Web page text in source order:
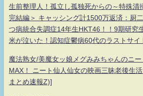
生前整理人！孤立し孤独死からの～特殊清
完結編＞ キャッシング計1500万返済：厨
つ病統合失調症14年生HKT46！！9期研究
米が泣いた！認知症鬱病60代のラストサイ
魔法熟女/美魔女ッ娘メグみみちゃんのニ
MAX！ ニート仙人仙女の映画三昧老後生
まとめ速報Z)]